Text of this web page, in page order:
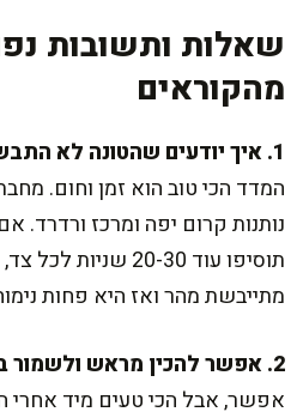
שאלות ותשובות
מהקוראים
1. איך יודעים שהטונה לא התבשלה יותר מדי?
המדד הכי טוב הוא זמן וחום.
נותנות קרום יפה ומרכז ורדרד.
תוסיפו עוד 20-30
מתייבשת מהר ואז היא פחות
2. אפשר להכין מראש ולשמור במקרר?
אפשר, אבל הכי טעים מיד אחרי